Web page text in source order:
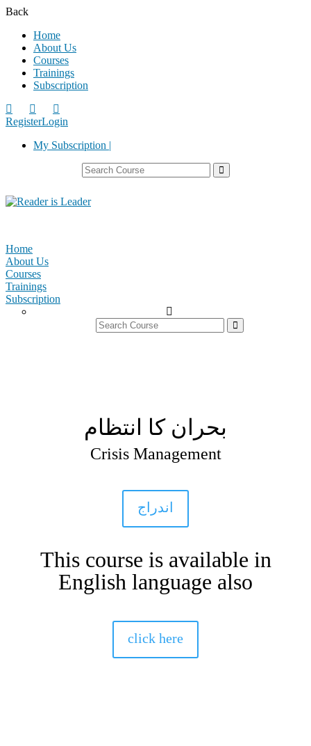
Back
Home
About Us
Courses
Trainings
Subscription
RegisterLogin
My Subscription |
Home
About Us
Courses
Trainings
Subscription
بحران کا انتظام
Crisis Management
اندراج
This course is available in
English language also
click here